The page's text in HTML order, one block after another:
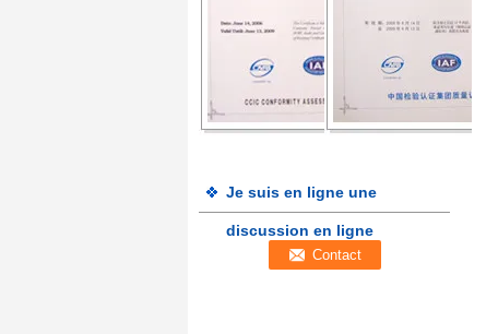
Je suis en ligne une
discussion en ligne